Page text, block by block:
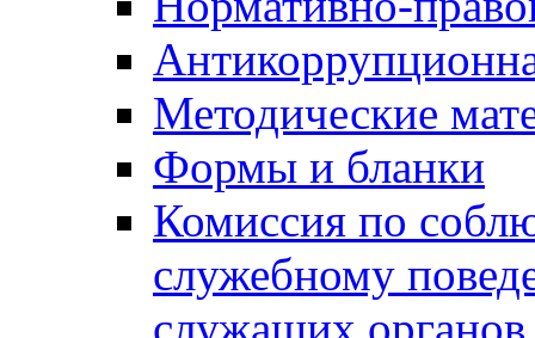
Методические
Формы и бланки
Комиссия по
служебному
служащих органов